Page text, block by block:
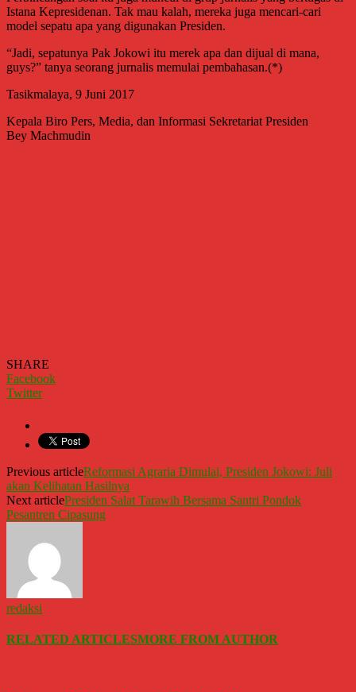
Istana Kepresidenan. Tak mau kalah, mereka juga mencari-cari
model sepatu apa yang digunakan Presiden.
“Jadi, sepatunya Pak Jokowi itu merek apa dan dijual di mana,
guys?” tanya seorang jurnalis memulai pembahasan.(*)
Tasikmalaya, 9 Juni 2017
Kepala Biro Pers, Media, dan Informasi Sekretariat Presiden
Bey Machmudin
SHARE
Facebook
Twitter
Previous articleReformasi Agraria Dimulai, Presiden Jokowi: Juli
akan Kelihatan Hasilnya
Next articlePresiden Salat Tarawih Bersama Santri Pondok
Pesantren Cipasung
redaksi
RELATED ARTICLESMORE FROM AUTHOR